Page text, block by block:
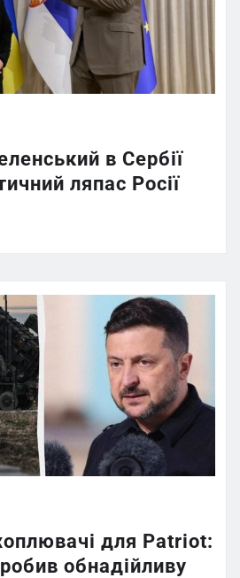
в Сербії
ляпас Росії
для Patriot:
обнадійливу